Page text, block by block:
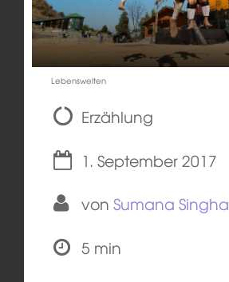
Lebenswelten
Erzählung
1. September 2017
von Sumana Singha
5 min